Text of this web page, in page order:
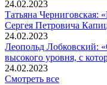
24.02.2023
Татьяна Черниговская:
Сергея Петровича
24.02.2023
Леопольд Лобковский:
высокого уровня, с
24.02.2023
Смотреть все